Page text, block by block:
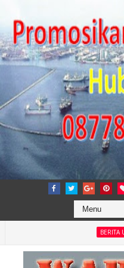
BERITA UTAMA
Logistik, IPC